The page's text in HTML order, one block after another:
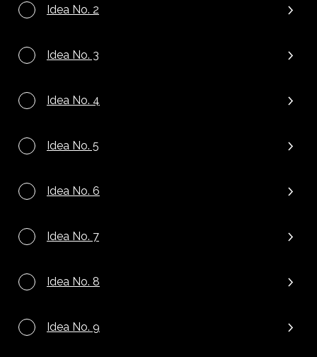
Idea No. 2
Idea No. 3
Idea No. 4
Idea No. 5
Idea No. 6
Idea No. 7
Idea No. 8
Idea No. 9